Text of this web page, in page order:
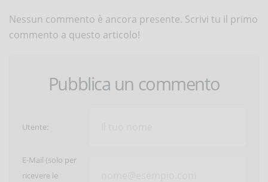
Nessun commento è ancora presente. Scrivi tu il primo
commento a questo articolo!
Pubblica un commento
Utente:
E-Mail (solo per
ricevere le